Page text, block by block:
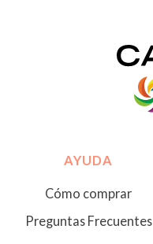
AYUDA
Cómo comprar
Preguntas Frecuentes